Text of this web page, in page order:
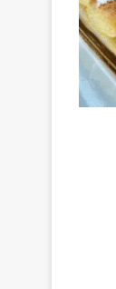
Lokum
Tatlısı